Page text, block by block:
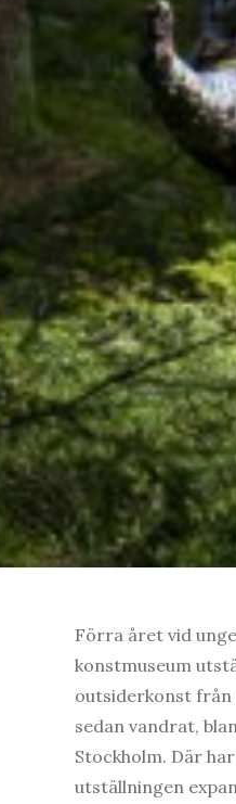
Förra året vid
konstmuseum
outsiderkonst från
sedan vandrat,
Stockholm. Där
utställningen